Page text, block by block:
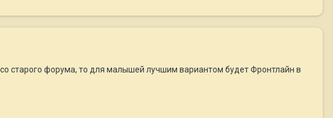
старого форума, то для малышей лучшим вариантом будет Фронтлайн в